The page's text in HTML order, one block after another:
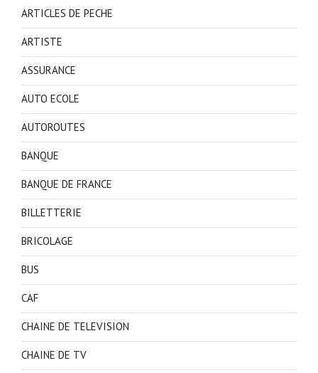
ARTICLES DE PECHE
ARTISTE
ASSURANCE
AUTO ECOLE
AUTOROUTES
BANQUE
BANQUE DE FRANCE
BILLETTERIE
BRICOLAGE
BUS
CAF
CHAINE DE TELEVISION
CHAINE DE TV